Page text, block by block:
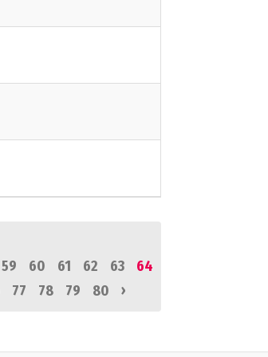
59 60 61 62 63
64
77 78 79 80 ›